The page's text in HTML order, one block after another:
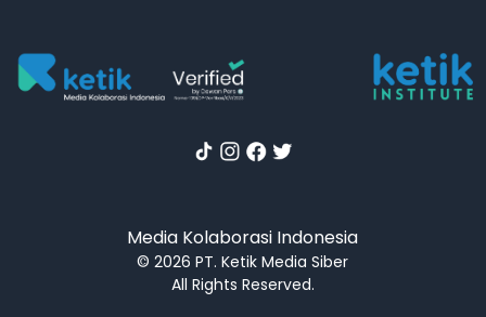
Media Kolaborasi Indonesia
© 2026 PT. Ketik Media Siber
All Rights Reserved.